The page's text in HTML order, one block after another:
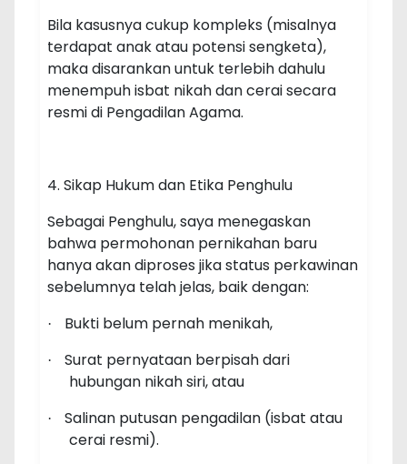
Bila kasusnya cukup kompleks (misalnya
terdapat anak atau potensi sengketa),
maka disarankan untuk terlebih dahulu
menempuh isbat nikah dan cerai secara
resmi di Pengadilan Agama.
4. Sikap Hukum dan Etika Penghulu
Sebagai Penghulu, saya menegaskan
bahwa permohonan pernikahan baru
hanya akan diproses jika status perkawinan
sebelumnya telah jelas, baik dengan:
· Bukti belum pernah menikah,
·
Surat pernyataan berpisah dari
hubungan nikah siri, atau
·
Salinan putusan pengadilan (isbat atau
cerai resmi).